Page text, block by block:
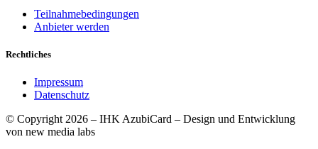
Teilnahmebedingungen
Anbieter werden
Rechtliches
Impressum
Datenschutz
© Copyright 2026 – IHK AzubiCard – Design und Entwicklung
von new media labs